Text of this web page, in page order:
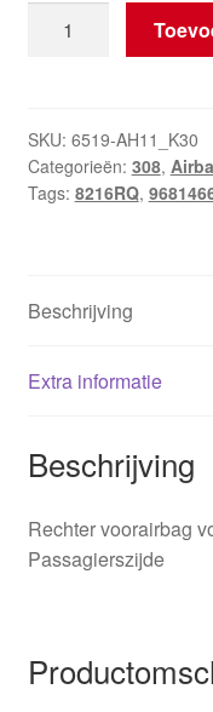
voorste
308
9681466680
8216RQ
SKU: 6519-AH11_K30
Categorieën: 308,
Tags: 8216RQ,
Beschrijving
Extra informatie
Beschrijving
Rechter voorairbag
Passagierszijde